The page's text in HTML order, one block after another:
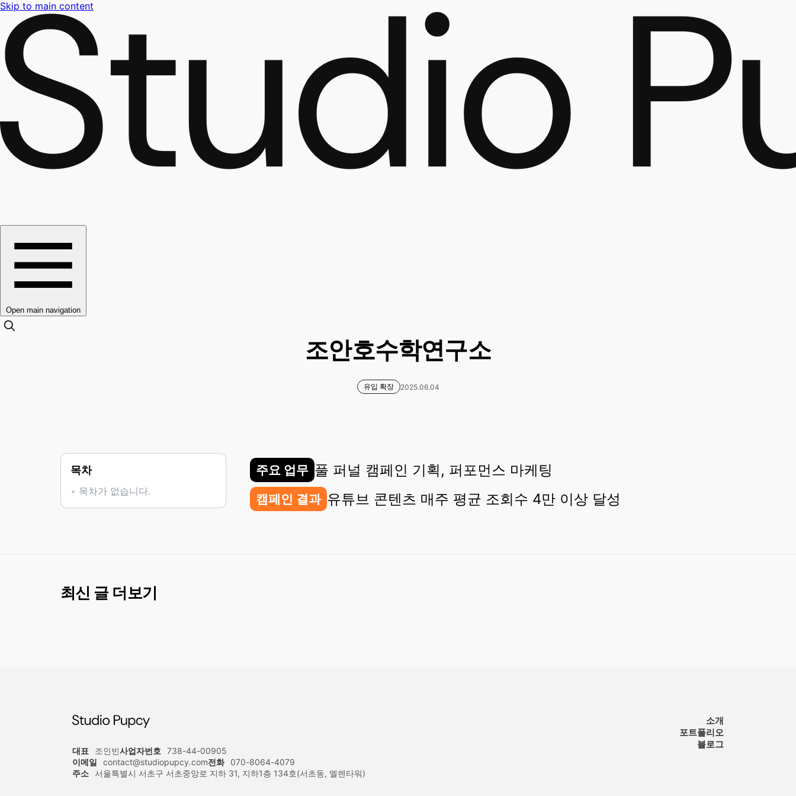
Skip to main content
Open main navigation
조안호수학연구소
유입 확장 2025.06.04
목차
목차가 없습니다.
주요 업무 풀 퍼널 캠페인 기획, 퍼포먼스 마케팅
캠페인 결과 유튜브 콘텐츠 매주 평균 조회수 4만 이상 달성
최신 글 더보기
소개
포트폴리오
블로그
대표 조인빈사업자번호
738-44-00905
이메일
contact@studiopupcy.com전화
070-8064-4079
주소 서울특별시 서초구 서초중앙로 지하 31, 지하1층 134호(서초동, 엘렌타워)